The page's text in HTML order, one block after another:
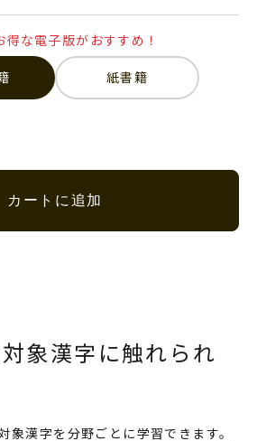
得な電子版がおすすめ！
紙書籍
カートに追加
象漢字に触れられ
象漢字を分野ごとに学習できます。